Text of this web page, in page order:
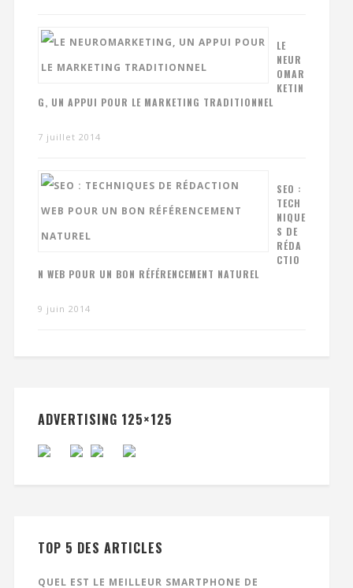
LE
NEUR
OMAR
KETIN
G, UN APPUI POUR LE MARKETING TRADITIONNEL
7 juillet 2014
SEO :
TECH
NIQUE
S DE
RÉDA
CTIO
N WEB POUR UN BON RÉFÉRENCEMENT NATUREL
9 juin 2014
ADVERTISING 125×125
TOP 5 DES ARTICLES
QUEL EST LE MEILLEUR SMARTPHONE DE